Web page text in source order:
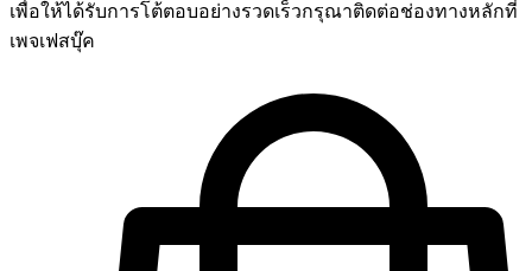
เพื่อให้ได้รับการโต้ตอบอย่างรวดเร็วกรุณาติดต่อช่องทางหลักที่
เพจเฟสบุ๊ค